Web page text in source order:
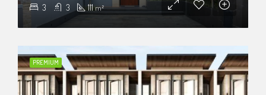
3 3 111 m²
PREMIUM